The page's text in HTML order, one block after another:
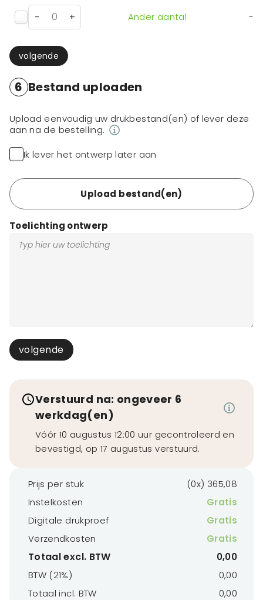
- + Ander aantal -
volgende
6 Bestand uploaden
Upload eenvoudig uw drukbestand(en) of lever deze
aan na de bestelling.
Ik lever het ontwerp later aan
Upload bestand(en)
Toelichting ontwerp
volgende
Verstuurd na: ongeveer 6
werkdag(en)
Vóór 10 augustus 12:00 uur gecontroleerd en
bevestigd, op 17 augustus verstuurd.
Prijs per stuk
(0x) 365,08
Instelkosten
Gratis
Digitale drukproef
Gratis
Verzendkosten
Gratis
Totaal excl. BTW
0,00
BTW (21%)
0,00
Totaal incl. BTW
0,00